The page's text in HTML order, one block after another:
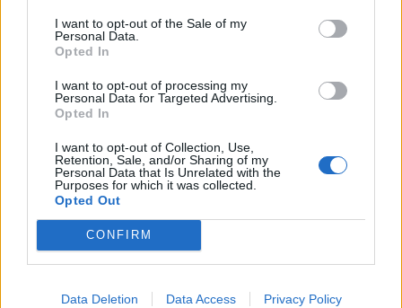
I want to opt-out of the Sale of my
Personal Data.
Opted In
I want to opt-out of processing my
Personal Data for Targeted Advertising.
Opted In
I want to opt-out of Collection, Use,
Retention, Sale, and/or Sharing of my
Personal Data that Is Unrelated with the
Purposes for which it was collected.
Opted Out
CONFIRM
Data Deletion Data Access Privacy Policy
Vodafone: Εξαγορά 10 δισ.
δολαρίων
17/03/2014 - 02:00
Ανακοινώνονται οι νικητές
της ΕΕ/ Europa Nostra για
20/03/2014 - 02:00